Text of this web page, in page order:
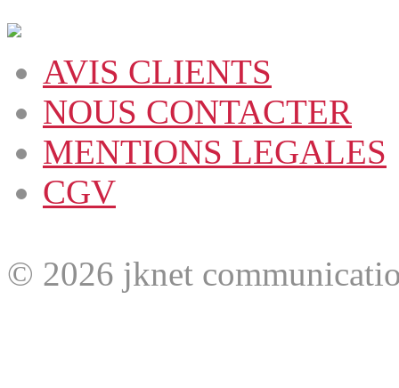
AVIS CLIENTS
NOUS CONTACTER
MENTIONS LEGALES
CGV
© 2026 jknet